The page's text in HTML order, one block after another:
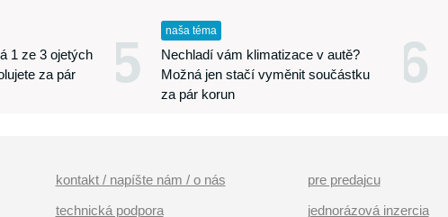
1 ze 3 ojetých
za pár
5 naša téma
Nechladí vám klimatizace v autě?
Možná jen stačí vyměnit součástku
za pár korun
6
kontakt / napíšte nám / o nás
technická podpora
pre predajcu
jednorázová inzercia